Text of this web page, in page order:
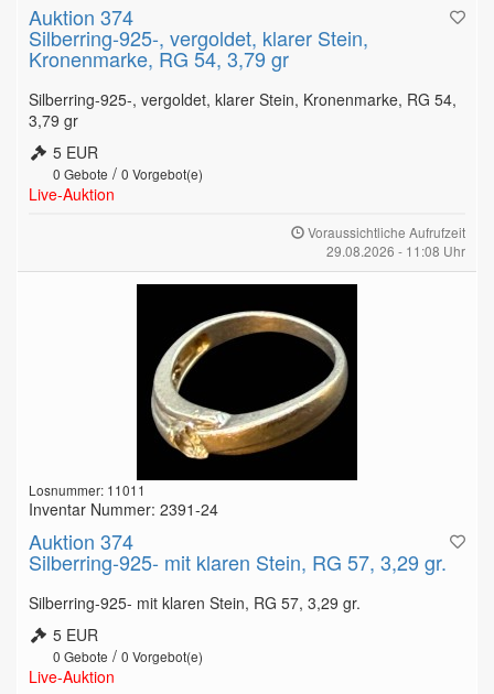
Auktion 374
Silberring-925-, vergoldet, klarer Stein,
Kronenmarke, RG 54, 3,79 gr
Silberring-925-, vergoldet, klarer Stein, Kronenmarke, RG 54,
3,79 gr
5 EUR
0 Gebote / 0 Vorgebot(e)
Live-Auktion
Voraussichtliche Aufrufzeit
29.08.2026 - 11:08 Uhr
Losnummer: 11011
Inventar Nummer: 2391-24
Auktion 374
Silberring-925- mit klaren Stein, RG 57, 3,29 gr.
Silberring-925- mit klaren Stein, RG 57, 3,29 gr.
5 EUR
0 Gebote / 0 Vorgebot(e)
Live-Auktion